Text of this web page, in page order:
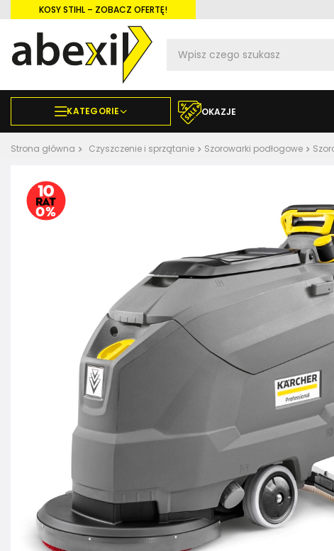
KOSY STIHL – ZOBACZ OFERTĘ!
KATEGORIE OKAZJE
Strona główna Czyszczenie i sprzątanie Szorowarki podłogowe